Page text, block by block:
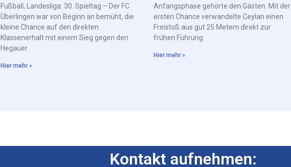
Fußball, Landesliga: 30. Spieltag – Der FC
Überlingen war von Beginn an bemüht, die
kleine Chance auf den direkten
Klassenerhalt mit einem Sieg gegen den
Hegauer
Hier mehr »
Anfangsphase gehörte den Gästen. Mit der
ersten Chance verwandelte Ceylan einen
Freistoß aus gut 25 Metern direkt zur
frühen Führung
Hier mehr »
Kontakt aufnehmen: